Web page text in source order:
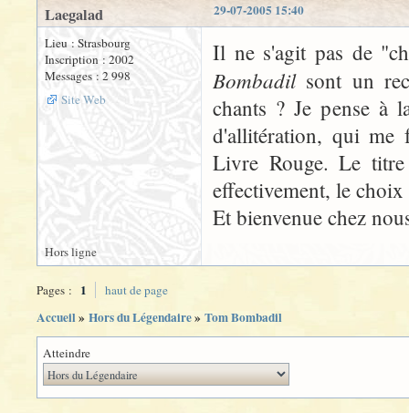
29-07-2005 15:40
Laegalad
Lieu : Strasbourg
Inscription : 2002
Messages : 2 998
Site Web
Il ne s'agit pas de
Bombadilsont un
chants ? Je pense à
d'allitération, qui me
Livre Rouge. Le
effectivement, le
Et bienvenue chez
Hors ligne
Pages : 1 haut de page
Accueil» Hors du Légendaire» Tom Bombadil
Atteindre